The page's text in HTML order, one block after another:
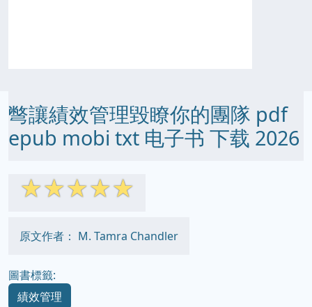
彆讓績效管理毀瞭你的團隊 pdf
epub mobi txt 电子书 下载 2026
☆☆☆☆☆
原文作者： M. Tamra Chandler
圖書標籤:
績效管理